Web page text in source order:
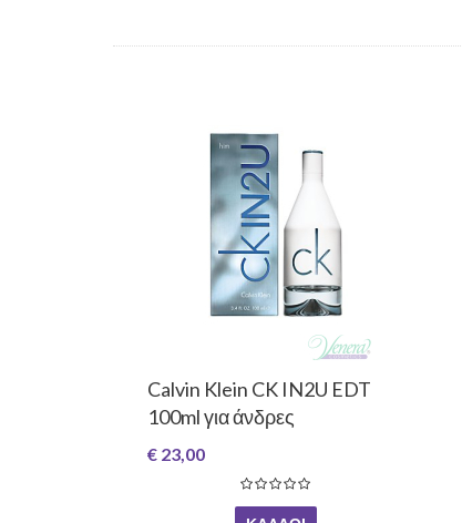
Calvin Klein CK IN2U EDT
100ml για άνδρες
€ 23,00